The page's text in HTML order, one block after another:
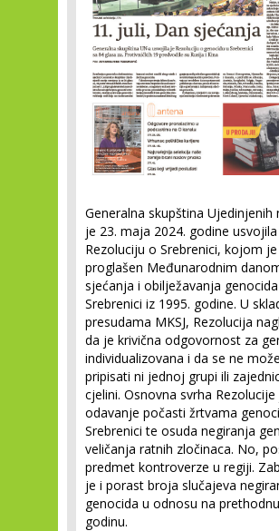
Generalna skupština Ujedinjenih
je 23. maja 2024. godine usvojila
Rezoluciju o Srebrenici, kojom
proglašen Međunarodnim
sjećanja i obilježavanja
Srebrenici iz 1995. godine. U
presudama MKSJ, Rezolucija
da je krivična odgovornost za
individualizovana i da se ne može
pripisati ni jednoj grupi ili
cjelini. Osnovna svrha Rezolucije
odavanje počasti žrtvama
Srebrenici te osuda negiranja
veličanja ratnih zločinaca. No,
predmet kontroverze u regiji.
je i porast broja slučajeva
genocida u odnosu na prethodnu
godinu.